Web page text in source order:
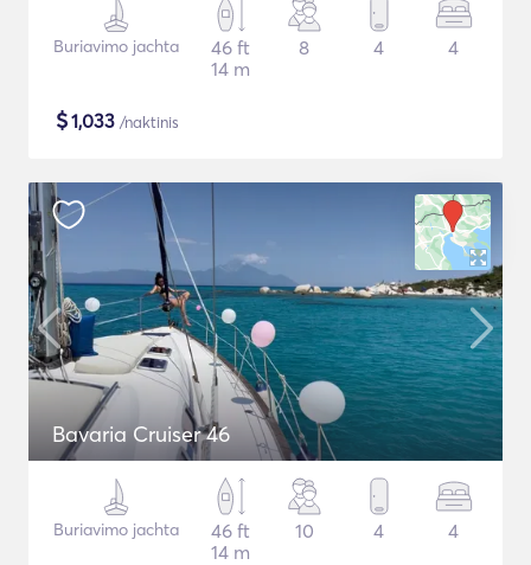
Buriavimo jachta
46 ft
14 m
8 4 4
$1,033 /naktinis
Bavaria Cruiser 46
Buriavimo jachta
46 ft
14 m
10 4 4